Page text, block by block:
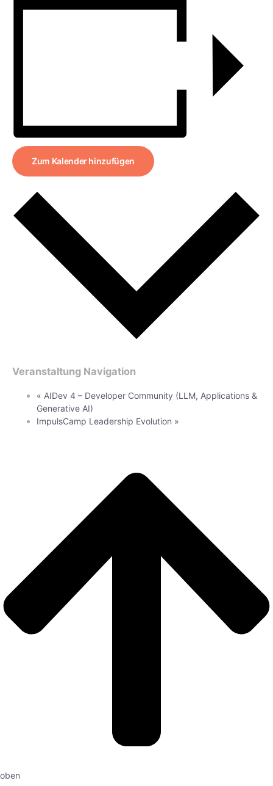
Zum Kalender hinzufügen
Veranstaltung Navigation
« AIDev 4 – Developer Community (LLM, Applications &
Generative AI)
ImpulsCamp Leadership Evolution »
oben